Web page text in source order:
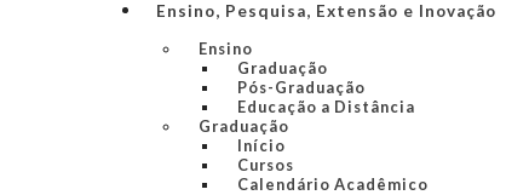
Ensino, Pesquisa, Extensão e Inovação
Ensino
Graduação
Pós-Graduação
Educação a Distância
Graduação
Início
Cursos
Calendário Acadêmico